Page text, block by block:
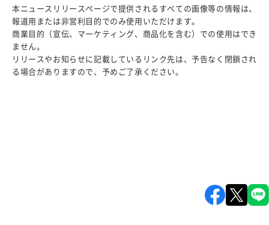
本ニュースリリースページで提供されるすべての画像等の情報は、
報道用または非営利目的でのみ使用いただけます。
商業目的（宣伝、マーケティング、商品化を含む）での使用はでき
ません。
リリースやお知らせに記載しているリンク先は、予告なく閉鎖され
る場合がありますので、予めご了承ください。